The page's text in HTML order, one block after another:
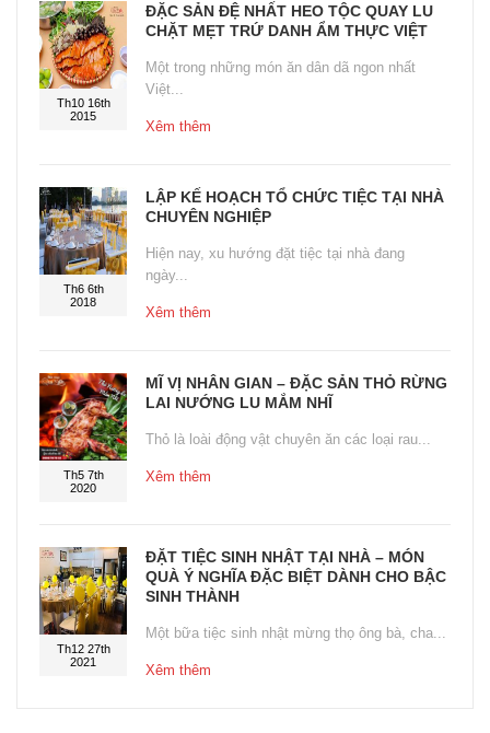
Th10 16th
2015
ĐẶC SẢN ĐỆ NHẤT HEO TỘC QUAY LU
CHẶT MẸT TRỨ DANH ẨM THỰC VIỆT
Một trong những món ăn dân dã ngon nhất
Việt...
Xêm thêm
Th6 6th
2018
LẬP KẾ HOẠCH TỔ CHỨC TIỆC TẠI NHÀ
CHUYÊN NGHIỆP
Hiện nay, xu hướng đặt tiệc tại nhà đang
ngày...
Xêm thêm
Th5 7th
2020
MĨ VỊ NHÂN GIAN – ĐẶC SẢN THỎ RỪNG
LAI NƯỚNG LU MẮM NHĨ
Thỏ là loài động vật chuyên ăn các loại rau...
Xêm thêm
Th12 27th
2021
ĐẶT TIỆC SINH NHẬT TẠI NHÀ – MÓN
QUÀ Ý NGHĨA ĐẶC BIỆT DÀNH CHO BẬC
SINH THÀNH
Một bữa tiệc sinh nhật mừng thọ ông bà, cha...
Xêm thêm